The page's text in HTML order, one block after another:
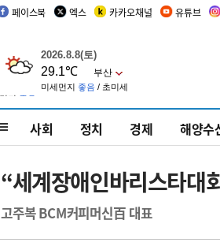
페이스북 엑스 카카오채널 유튜브
사회 정치 경제 해양수
“세계장애인바리스타대
고주복 BCM커피머신百 대표